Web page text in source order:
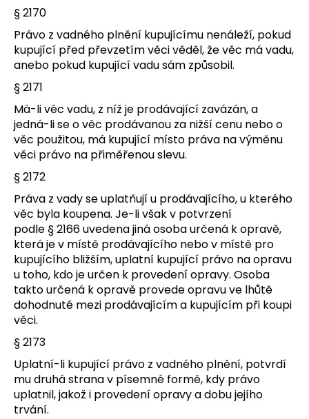
§ 2170
Právo z vadného plnění kupujícímu nenáleží, pokud
kupující před převzetím věci věděl, že věc má vadu,
anebo pokud kupující vadu sám způsobil.
§ 2171
Má-li věc vadu, z níž je prodávající zavázán, a
jedná-li se o věc prodávanou za nižší cenu nebo o
věc použitou, má kupující místo práva na výměnu
věci právo na přiměřenou slevu.
§ 2172
Práva z vady se uplatňují u prodávajícího, u kterého
věc byla koupena. Je-li však v potvrzení
podle § 2166 uvedena jiná osoba určená k opravě,
která je v místě prodávajícího nebo v místě pro
kupujícího bližším, uplatní kupující právo na opravu
u toho, kdo je určen k provedení opravy. Osoba
takto určená k opravě provede opravu ve lhůtě
dohodnuté mezi prodávajícím a kupujícím při koupi
věci.
§ 2173
Uplatní-li kupující právo z vadného plnění, potvrdí
mu druhá strana v písemné formě, kdy právo
uplatnil, jakož i provedení opravy a dobu jejího
trvání.